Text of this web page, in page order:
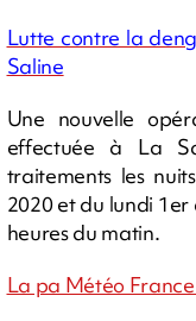
Lutte contre la
Saline
Une nouvelle
effectuée à La
traitements les
2020 et du lundi
heures du matin.
La pa Météo